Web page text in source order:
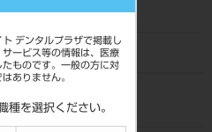
デンタルプラザで掲載し
サービス等の情報は、医療
ものです。一般の方に対
ありません。
種を選択ください。
ML／14L
206450346A2